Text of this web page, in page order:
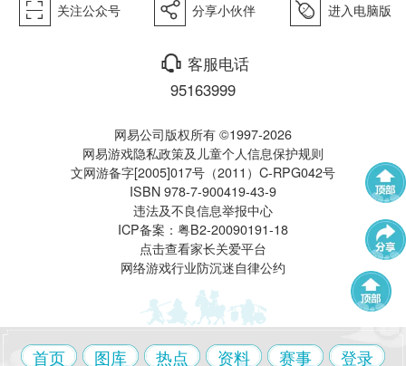
西游》
电脑版
首页 图库 热点 资料 赛事 登录
武神坛 帮派联赛
帮派精英赛 赛事中心
򰀁 关注公众号 򰀂 分享小伙伴 򰀄 进入电脑版
򰀃 客服电话
95163999
网易公司版权所有 ©1997-2026
网易游戏隐私政策及儿童个人信息保护规则
文网游备字[2005]017号（2011）C-RPG042号
ISBN 978-7-900419-43-9
违法及不良信息举报中心
ICP备案：粤B2-20090191-18
点击查看家长关爱平台
网络游戏行业防沉迷自律公约